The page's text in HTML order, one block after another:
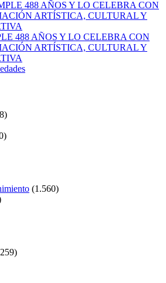
488 AÑOS Y LO CELEBRA CON
ARTÍSTICA, CULTURAL Y
(1.560)